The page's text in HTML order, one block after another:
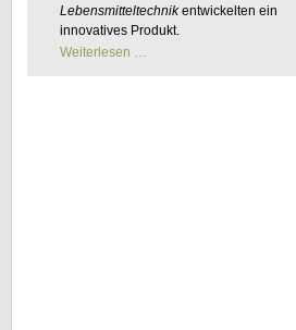
Lebensmitteltechnikentwickelten ein
innovatives Produkt.
Weiterlesen …